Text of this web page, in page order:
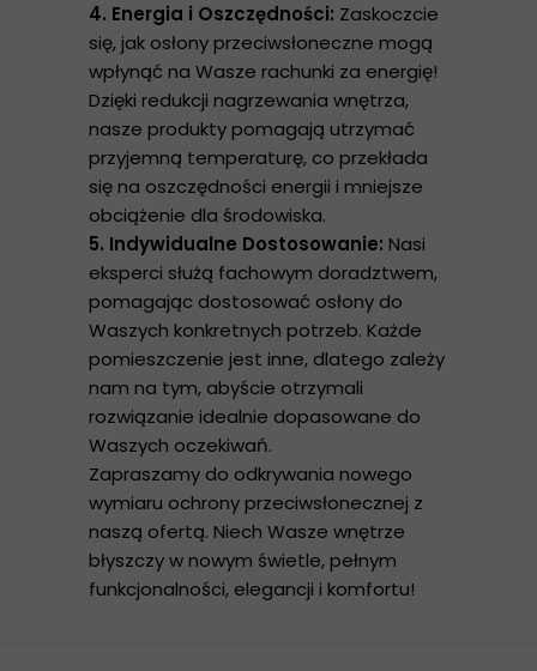
4. Energia i Oszczędności: Zaskoczcie
się, jak osłony przeciwsłoneczne mogą
wpłynąć na Wasze rachunki za energię!
Dzięki redukcji nagrzewania wnętrza,
nasze produkty pomagają utrzymać
przyjemną temperaturę, co przekłada
się na oszczędności energii i mniejsze
obciążenie dla środowiska.
5. Indywidualne Dostosowanie: Nasi
eksperci służą fachowym doradztwem,
pomagając dostosować osłony do
Waszych konkretnych potrzeb. Każde
pomieszczenie jest inne, dlatego zależy
nam na tym, abyście otrzymali
rozwiązanie idealnie dopasowane do
Waszych oczekiwań.
Zapraszamy do odkrywania nowego
wymiaru ochrony przeciwsłonecznej z
naszą ofertą. Niech Wasze wnętrze
błyszczy w nowym świetle, pełnym
funkcjonalności, elegancji i komfortu!